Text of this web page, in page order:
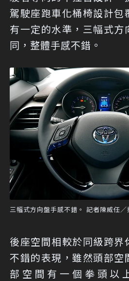
駕駛座跑車化桶椅設計包
有一定的水準，三幅式方
同，整體手感不錯。
三幅式方向盤手感不錯。 記者陳威任／
後座空間相較於同級跨界
不錯的表現，雖然頭部空
部空間有一個拳頭以